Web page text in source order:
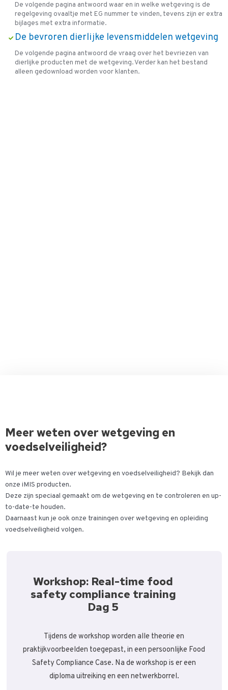
De volgende pagina antwoord waar en in welke wetgeving is de
regelgeving ovaaltje met EG nummer te vinden, tevens zijn er extra
bijlages met extra informatie.
De bevroren dierlijke levensmiddelen wetgeving
De volgende pagina antwoord de vraag over het bevriezen van
dierlijke producten met de wetgeving. Verder kan het bestand
alleen gedownload worden voor klanten.
Meer weten over wetgeving en
voedselveiligheid?
Wil je meer weten over wetgeving en voedselveiligheid? Bekijk dan
onze iMIS producten.
Deze zijn speciaal gemaakt om de wetgeving en te controleren en up-
to-date-te houden.
Daarnaast kun je ook onze trainingen over wetgeving en opleiding
voedselveiligheid volgen.
Workshop: Real-time food
safety compliance training
Dag 5
Tijdens de workshop worden alle theorie en
praktijkvoorbeelden toegepast, in een persoonlijke Food
Safety Compliance Case. Na de workshop is er een
diploma uitreiking en een netwerkborrel.